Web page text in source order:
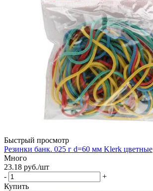
Быстрый просмотр
Резинки банк. 025 г d=60 мм Klerk цветные
Много
23.18 руб./шт
-
+
Купить